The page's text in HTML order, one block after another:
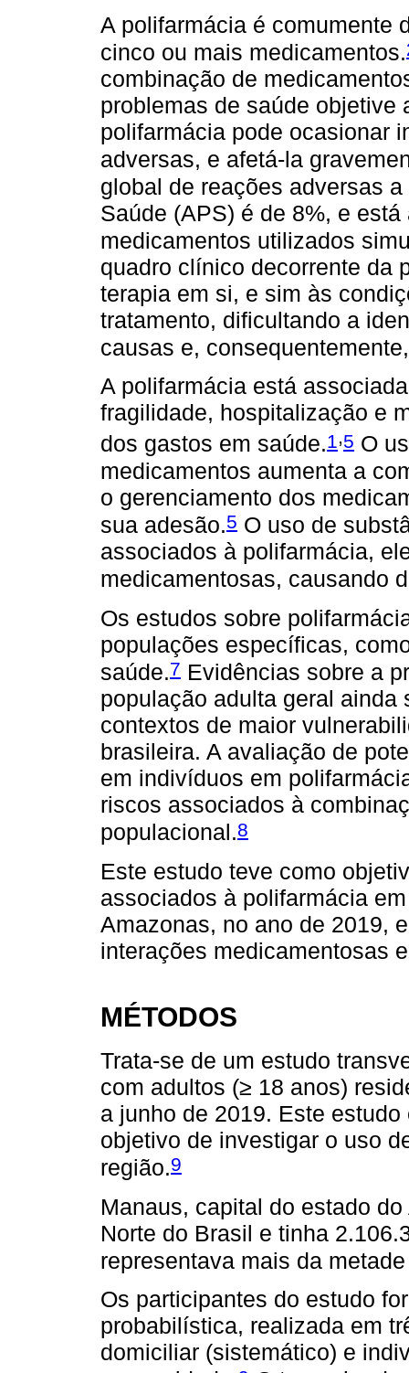
A polifarmácia é comumente
cinco ou mais medicamentos.
combinação de
problemas de saúde objetive
polifarmácia pode ocasionar
adversas, e afetá-la
global de reações adversas
Saúde (APS) é de 8%, e
medicamentos utilizados
quadro clínico decorrente da
terapia em si, e sim às
tratamento, dificultando a
causas e,
A polifarmácia está
fragilidade, hospitalização e
dos gastos em saúde.1 ,5 O
medicamentos aumenta a
o gerenciamento dos
sua adesão.5 O uso de
associados à polifarmácia,
medicamentosas, causando
Os estudos sobre
populações específicas,
saúde.7 Evidências sobre a
população adulta geral
contextos de maior
brasileira. A avaliação de
em indivíduos em
riscos associados à
populacional.8
Este estudo teve como
associados à polifarmácia
Amazonas, no ano de 2019,
interações medicamentosas
MÉTODOS
Trata-se de um estudo
com adultos (≥ 18 anos)
a junho de 2019. Este
objetivo de investigar o uso
região.9
Manaus, capital do estado
Norte do Brasil e tinha
representava mais da
Os participantes do estudo
probabilística, realizada em
domiciliar (sistemático) e